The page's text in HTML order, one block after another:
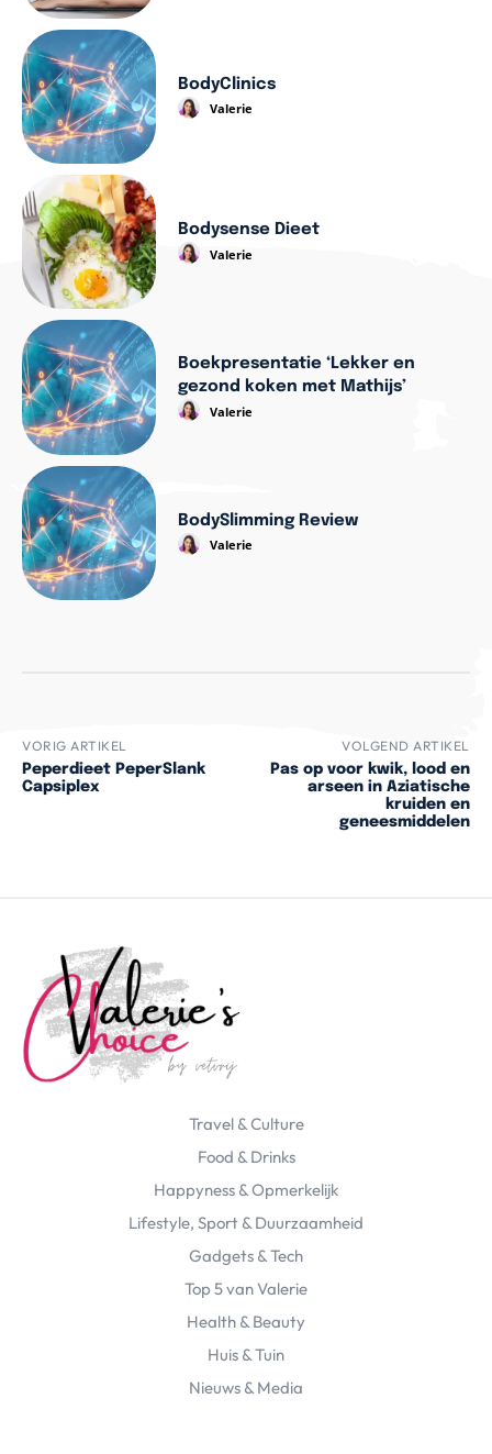
BodyClinics
Valerie
Bodysense Dieet
Valerie
Boekpresentatie ‘Lekker en
gezond koken met Mathijs’
Valerie
BodySlimming Review
Valerie
VORIG ARTIKEL
Peperdieet PeperSlank
Capsiplex
VOLGEND ARTIKEL
Pas op voor kwik, lood en
arseen in Aziatische
kruiden en
geneesmiddelen
Travel & Culture
Food & Drinks
Happyness & Opmerkelijk
Lifestyle, Sport & Duurzaamheid
Gadgets & Tech
Top 5 van Valerie
Health & Beauty
Huis & Tuin
Nieuws & Media